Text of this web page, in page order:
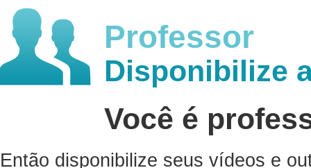
Professor
Disponibilize
Você é
Então disponibilize seus vídeos e